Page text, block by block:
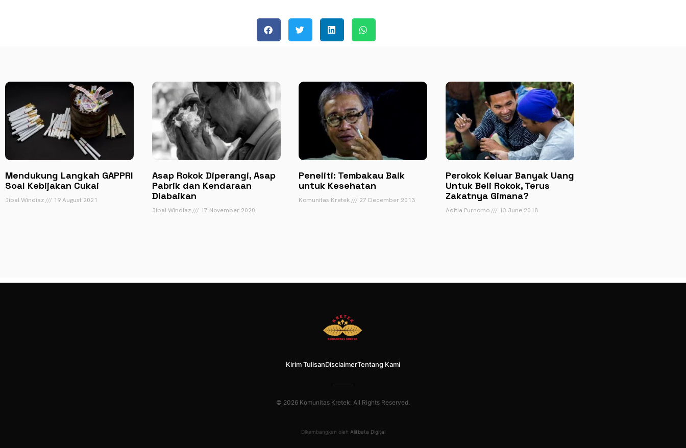
Mendukung Langkah GAPPRI
Soal Kebijakan Cukai
Jibal Windiaz 19 August 2021
Asap Rokok Diperangi, Asap
Pabrik dan Kendaraan
Diabaikan
Jibal Windiaz 17 November 2020
Peneliti: Tembakau Baik
untuk Kesehatan
Komunitas Kretek 27 December 2013
Perokok Keluar Banyak Uang
Untuk Beli Rokok, Terus
Zakatnya Gimana?
Aditia Purnomo 13 June 2018
Kirim TulisanDisclaimerTentang Kami
© 2026 Komunitas Kretek. All Rights Reserved.
Dikembangkan oleh Alifbata Digital